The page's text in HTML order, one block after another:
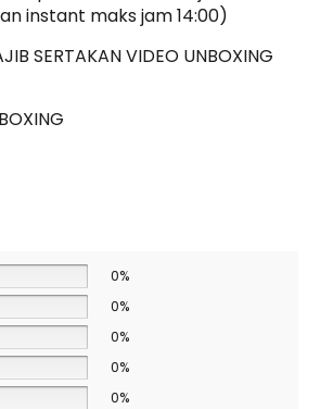
instant maks jam 14:00)
VIDEO UNBOXING
0%
0%
0%
0%
0%